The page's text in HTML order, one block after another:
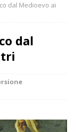
dal Medioevo ai
dal